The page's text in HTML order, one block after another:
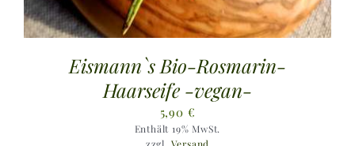
Eismann`s Bio-Rosmarin-
Haarseife -vegan-
5,90 €
Enthält 19% MwSt.
zzgl. Versand